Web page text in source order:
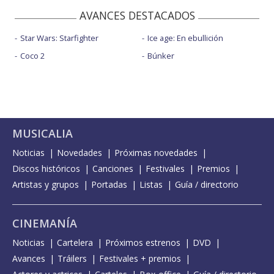
AVANCES DESTACADOS
Star Wars: Starfighter
Coco 2
Ice age: En ebullición
Búnker
MUSICALIA
Noticias Novedades
Próximas novedades
Discos históricos
Canciones Festivales
Premios
Artistas y grupos
Portadas Listas Guía / directorio
CINEMANÍA
Noticias Cartelera Próximos estrenos
DVD
Avances
Tráilers
Festivales + premios